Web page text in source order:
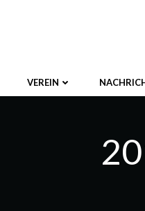
VEREIN